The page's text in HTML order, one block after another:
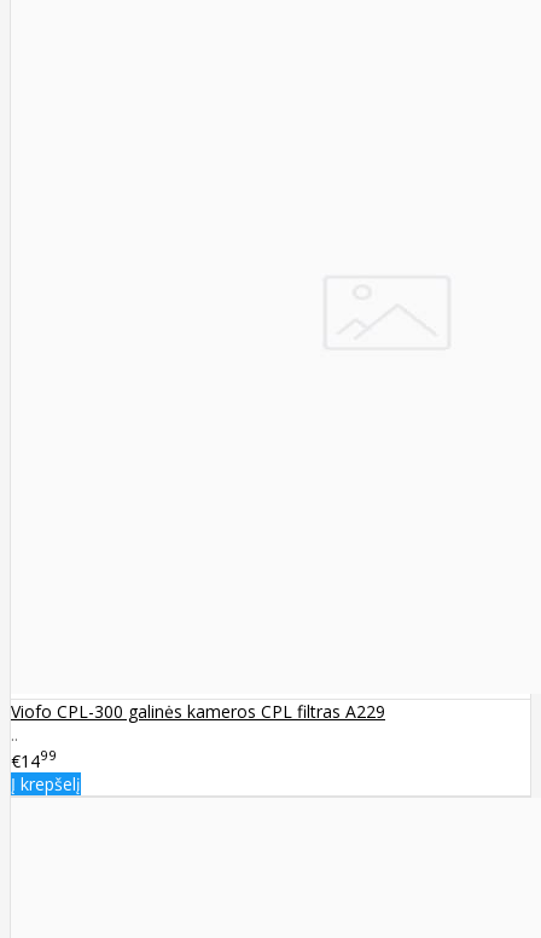
Viofo CPL-300 galinės kameros CPL filtras A229
..
€1499
Į krepšelį